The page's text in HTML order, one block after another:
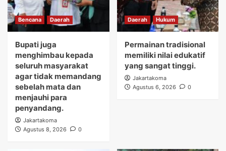
Bencana Daerah
Bupati juga
menghimbau kepada
seluruh masyarakat
agar tidak memandang
sebelah mata dan
menjauhi para
penyandang.
Jakartakoma
Agustus 8, 2026
0
Daerah Hukum
Permainan tradisional
memiliki nilai edukatif
yang sangat tinggi.
Jakartakoma
Agustus 6, 2026
0